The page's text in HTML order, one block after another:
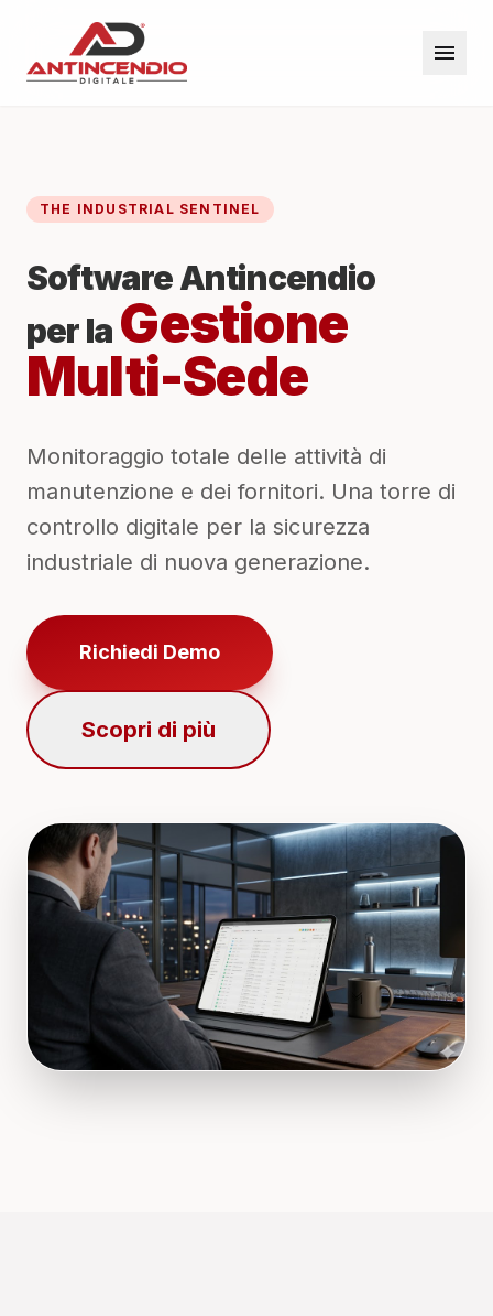
menu
THE INDUSTRIAL SENTINEL
Software Antincendio
per la Gestione
Multi-Sede
Monitoraggio totale delle attività di
manutenzione e dei fornitori. Una torre di
controllo digitale per la sicurezza
industriale di nuova generazione.
Richiedi Demo
Scopri di più